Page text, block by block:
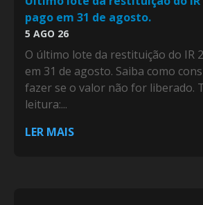
pago em 31 de agosto.
5 AGO 26
O último lote da restituição do IR
em 31 de agosto. Saiba como
fazer se o valor não for liberado.
leitura:...
LER MAIS